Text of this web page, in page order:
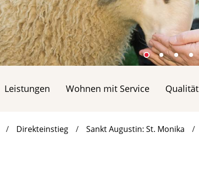
Leistungen Wohnen mit Service Qualität
Direkteinstieg Sankt Augustin: St. Monika